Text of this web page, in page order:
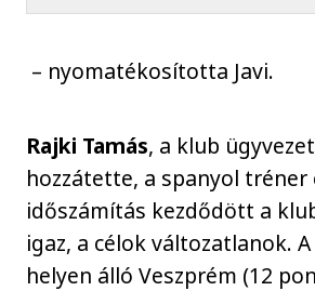
– nyomatékosította Javi.
Rajki Tamás, a klub
hozzátette, a spanyol tréner
időszámítás kezdődött a
igaz, a célok változatlanok.
helyen álló Veszprém (12